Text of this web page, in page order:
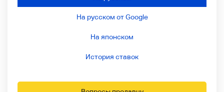
На русском от Google
На японском
История ставок